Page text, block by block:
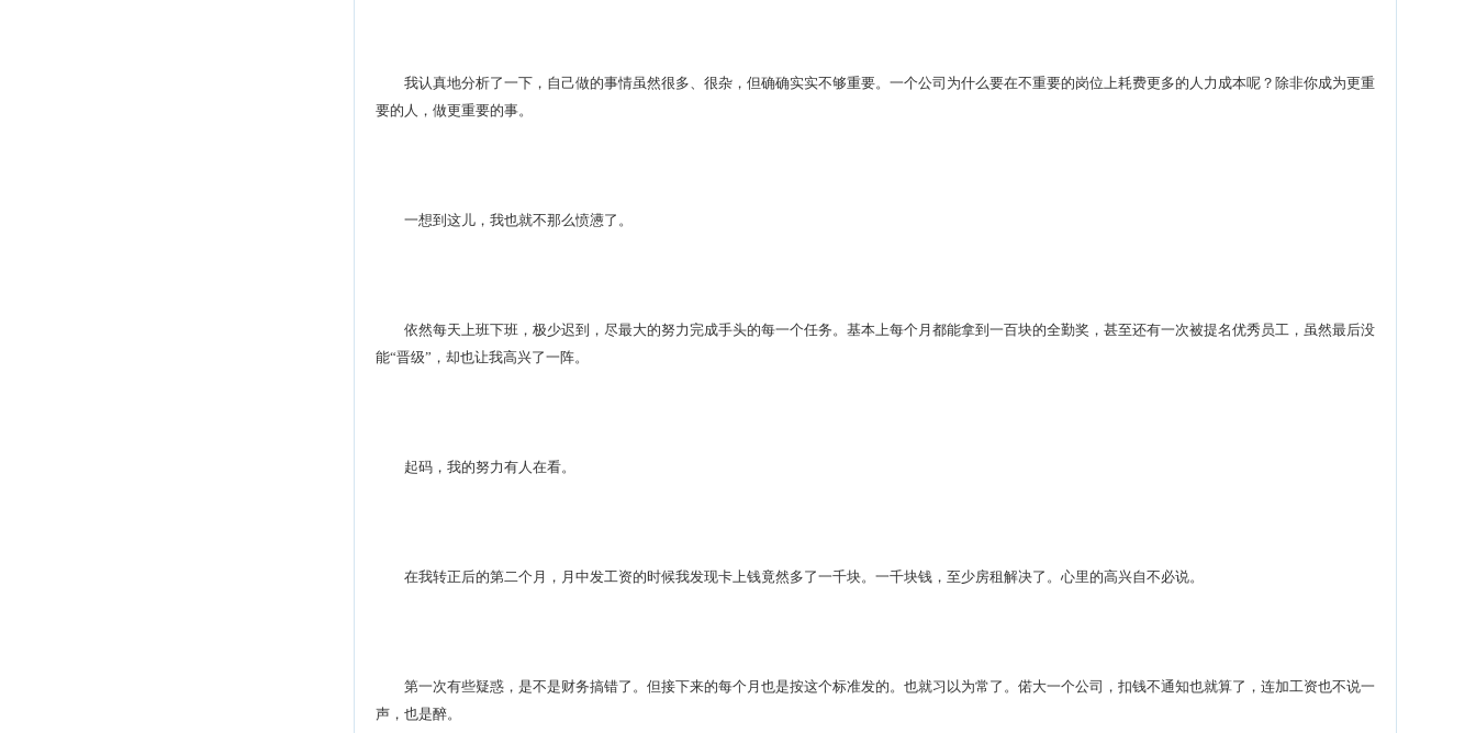
我认真地分析了一下，自己做的事情虽然很多、很杂，但确确实实不够重要。一个公司为什么要在不重要的岗位上耗费更多的人力成本呢？除非你成为更重
要的人，做更重要的事。
一想到这儿，我也就不那么愤懑了。
依然每天上班下班，极少迟到，尽最大的努力完成手头的每一个任务。基本上每个月都能拿到一百块的全勤奖，甚至还有一次被提名优秀员工，虽然最后没
能“晋级”，却也让我高兴了一阵。
起码，我的努力有人在看。
在我转正后的第二个月，月中发工资的时候我发现卡上钱竟然多了一千块。一千块钱，至少房租解决了。心里的高兴自不必说。
第一次有些疑惑，是不是财务搞错了。但接下来的每个月也是按这个标准发的。也就习以为常了。偌大一个公司，扣钱不通知也就算了，连加工资也不说一
声，也是醉。